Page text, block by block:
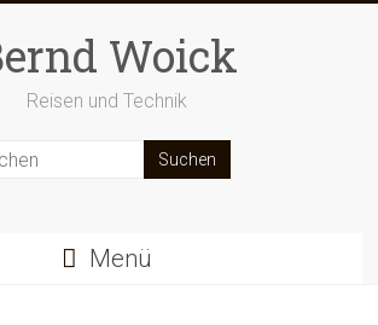
Woick
Reisen und Technik
Menü